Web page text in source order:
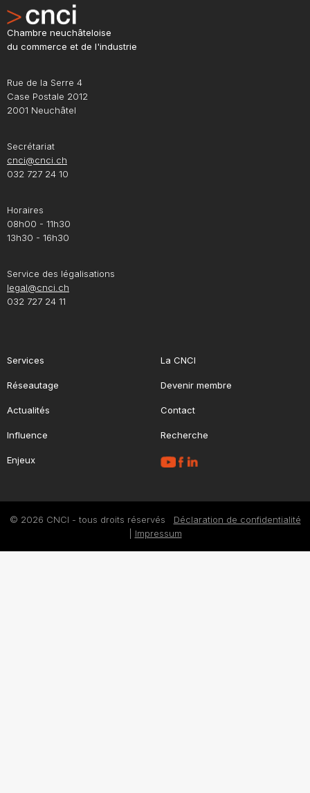
Chambre neuchâteloise
du commerce et de l'industrie
Rue de la Serre 4
Case Postale 2012
2001 Neuchâtel
Secrétariat
cnci@cnci.ch
032 727 24 10
Horaires
08h00 - 11h30
13h30 - 16h30
Service des légalisations
legal@cnci.ch
032 727 24 11
Services
Réseautage
Actualités
Influence
Enjeux
La CNCI
Devenir membre
Contact
Recherche
© 2026 CNCI - tous droits réservés Déclaration de confidentialité
Impressum